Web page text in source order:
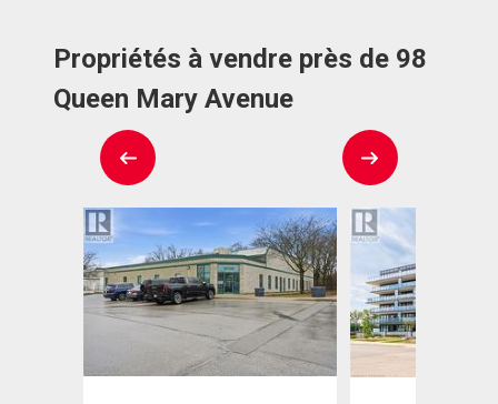
Propriétés à vendre près de 98
Queen Mary Avenue